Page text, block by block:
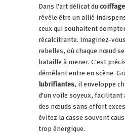
Dans l'art délicat ducoiffage
révèle être un allié
ceux qui souhaitent
récalcitrante. Imaginez-
rebelles, où chaque nœud
bataille à mener. C'est
démêlant entre en scène.
lubrifiantes, il enveloppe
d'un voile soyeux,
des nœuds sans effort
évitez la casse souvent
trop énergique.